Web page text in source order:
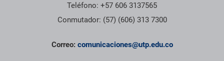
Teléfono: +57 606 3137565
Conmutador: (57) (606) 313 7300
Correo: comunicaciones@utp.edu.co